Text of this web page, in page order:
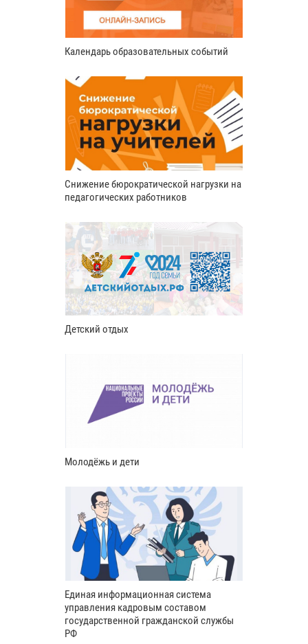
Календарь образовательных событий
Снижение бюрократической нагрузки на
педагогических работников
Детский отдых
Молодёжь и дети
Единая информационная система
управления кадровым составом
государственной гражданской службы
РФ